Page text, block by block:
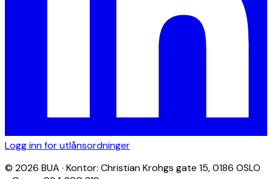
Logg inn for utlånsordninger
© 2026 BUA · Kontor: Christian Krohgs gate 15, 0186 OSLO